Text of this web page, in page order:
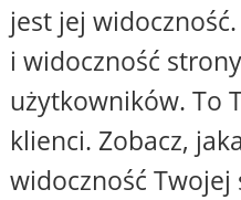
jest jej
i widoczność
użytkowników. To
klienci. Zobacz,
widoczność